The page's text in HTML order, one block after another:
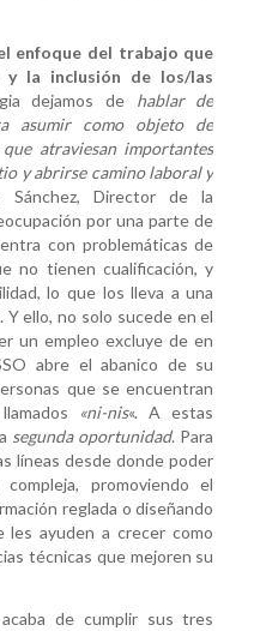
enfoque del trabajo que
la inclusión de los/las
dejamos de hablar de
asumir como objeto de
atraviesan importantes
y abrirse camino laboral y
Director de la
por una parte de
con problemáticas de
no tienen cualificación, y
lo que los lleva a una
ello, no solo sucede en el
un empleo excluye de en
abre el abanico de su
que se encuentran
«ni-nis«. A estas
segunda oportunidad. Para
líneas desde donde poder
promoviendo el
reglada o diseñando
ayuden a crecer como
técnicas que mejoren su
de cumplir sus tres